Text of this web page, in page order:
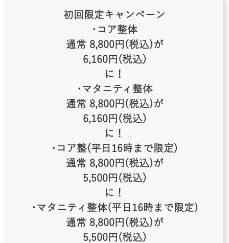
初回限定キャンペーン
･コア整体
通常 8,800円(税込)が
6,160円(税込)
に！
･マタニティ整体
通常 8,800円(税込)が
6,160円(税込)
に！
･コア整(平日16時まで限定)
通常 8,800円(税込)が
5,500円(税込)
に！
･マタニティ整体(平日16時まで限定)
通常 8,800円(税込)が
5,500円(税込)